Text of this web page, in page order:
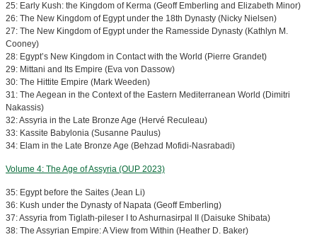
25: Early Kush: the Kingdom of Kerma (Geoff Emberling and Elizabeth Minor)
26: The New Kingdom of Egypt under the 18th Dynasty (Nicky Nielsen)
27: The New Kingdom of Egypt under the Ramesside Dynasty (Kathlyn M.
Cooney)
28: Egypt’s New Kingdom in Contact with the World (Pierre Grandet)
29: Mittani and Its Empire (Eva von Dassow)
30: The Hittite Empire (Mark Weeden)
31: The Aegean in the Context of the Eastern Mediterranean World (Dimitri
Nakassis)
32: Assyria in the Late Bronze Age (Hervé Reculeau)
33: Kassite Babylonia (Susanne Paulus)
34: Elam in the Late Bronze Age (Behzad Mofidi-Nasrabadi)
Volume 4: The Age of Assyria (OUP 2023)
35: Egypt before the Saites (Jean Li)
36: Kush under the Dynasty of Napata (Geoff Emberling)
37: Assyria from Tiglath-pileser I to Ashurnasirpal II (Daisuke Shibata)
38: The Assyrian Empire: A View from Within (Heather D. Baker)